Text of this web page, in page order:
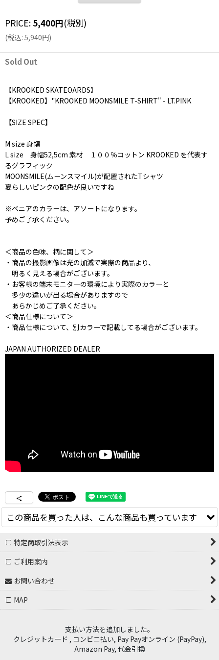
PRICE: 5,400円(税別)
(税込: 5,940円)
Sold Out
【KROOKED SKATEOARDS】
【KROOKED】"KROOKED MOONSMILE T-SHIRT" - LT.PINK
【SIZE SPEC】
M size 身幅
L size 身幅52,5cm 素材 １００％コットン KROOKED を代表す
るグラフィック
MOONSMILE(ムーンスマイル)が配置されたTシャツ
夏らしいピンクの配色が良いですね
※ベニアのカラーは、アソートになります。
予めご了承ください。
＜商品の色味、柄に関して＞
・商品の撮影画像は光の加減で実際の商品より、
明るく見える場合がございます。
・お客様の端末モニターの環境により実際のカラーと
多少の違いが出る場合がありますので
あらかじめご了承ください。
＜商品仕様について＞
・商品仕様について、別カラーで記載してる場合がございます。
JAPAN AUTHORIZED DEALER
この商品を買った人は、こんな商品も買っています
14,000円(税別)
"MOONSMILE RAW TEE" - GREEN
4,400円(税別)
(税込:4,840
特定商取引法表示
ご利用案内
お問い合わせ
MAP
支払い方法を追加しました。
クレジットカード , コンビニ払い, Pay Payオンライン (PayPay),
Amazon Pay, 代金引換